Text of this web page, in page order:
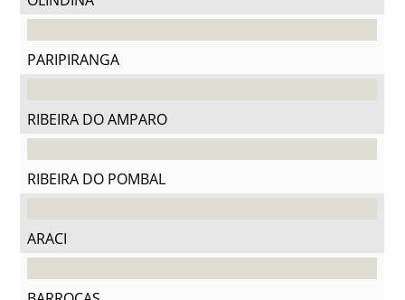
PARIPIRANGA
RIBEIRA DO AMPARO
RIBEIRA DO POMBAL
ARACI